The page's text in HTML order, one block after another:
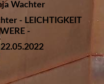
Wachter
- LEICHTIGKEIT
-